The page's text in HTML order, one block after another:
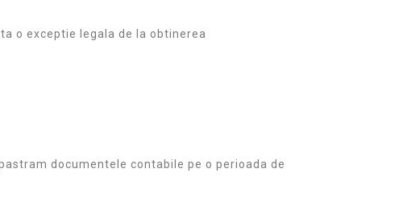
o exceptie legala de la obtinerea
documentele contabile pe o perioada de